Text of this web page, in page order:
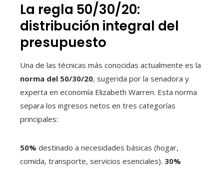
La regla 50/30/20:
distribución integral del
presupuesto
Una de las técnicas más conocidas actualmente es la
norma del 50/30/20, sugerida por la senadora y
experta en economía Elizabeth Warren. Esta norma
separa los ingresos netos en tres categorías
principales:
50% destinado a necesidades básicas (hogar,
comida, transporte, servicios esenciales). 30%